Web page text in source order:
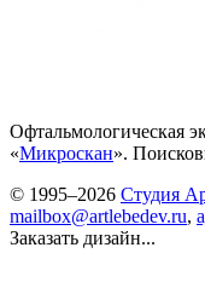
Офтальмологическая
«Микроскан».
© 1995–2026 Студия
mailbox@artlebedev.ru,
Заказать дизайн...